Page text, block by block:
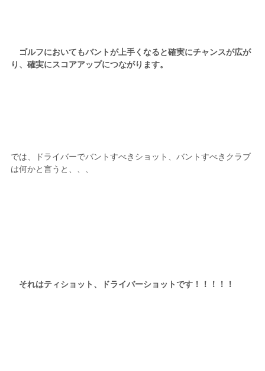
ゴルフにおいてもバントが上手くなると確実にチャンスが広が
り、確実にスコアアップにつながります。
では、ドライバーでバントすべきショット、バントすべきクラブ
は何かと言うと、、、
それはティショット、ドライバーショットです！！！！！